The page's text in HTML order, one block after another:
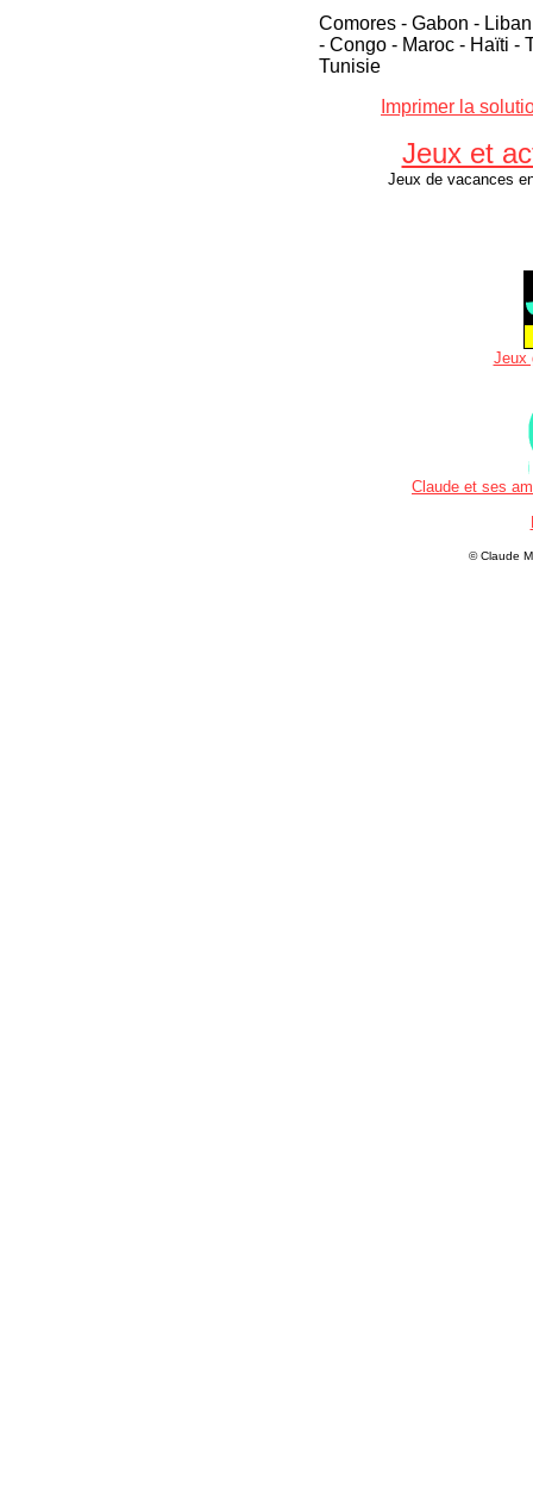
Comores - Gabon -
- Congo - Maroc - Haïti -
Tunisie
Imprimer la
Jeux et
Jeux de vacances
Jeux
Claude et ses
© Claude